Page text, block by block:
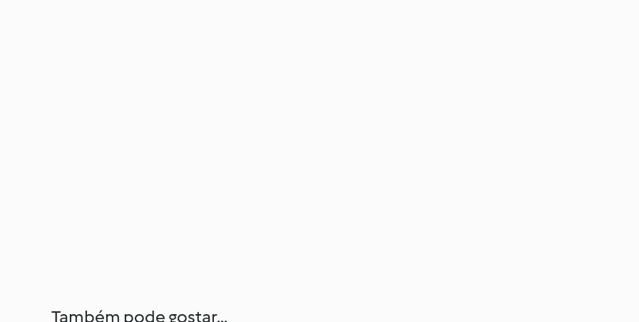
Também pode gostar...